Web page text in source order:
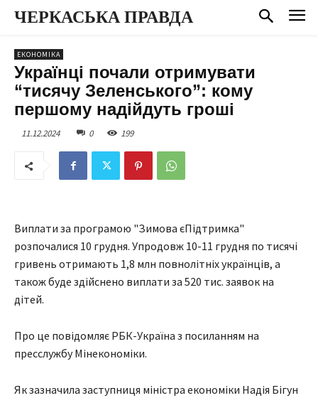
ЧЕРКАСЬКА ПРАВДА
ЕКОНОМІКА
Українці почали отримувати
“тисячу Зеленського”: кому
першому надійдуть гроші
11.12.2024 0 199
Виплати за програмою "Зимова єПідтримка"
розпочалися 10 грудня. Упродовж 10-11 грудня по тисячі
гривень отримають 1,8 млн повнолітніх українців, а
також буде здійснено виплати за 520 тис. заявок на
дітей.
Про це повідомляє РБК-Україна з посиланням на
пресслужбу Мінекономіки.
Як зазначила заступниця міністра економіки Надія Бігун